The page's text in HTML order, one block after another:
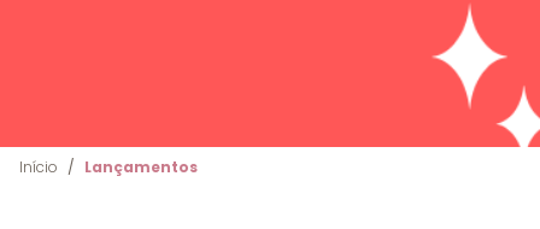
Início Lançamentos